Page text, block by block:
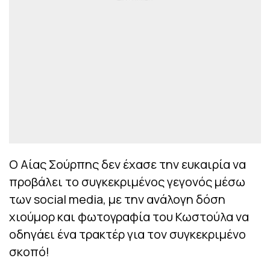
O Αίας Σούρπης δεν έχασε την ευκαιρία να
προβάλει το συγκεκριμένος γεγονός μέσω
των social media, με την ανάλογη δόση
χιούμορ και φωτογραφία του Κωστούλα να
οδηγάει ένα τρακτέρ για τον συγκεκριμένο
σκοπό!